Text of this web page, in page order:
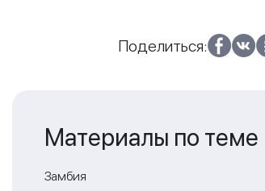
Поделиться:
Материалы по теме
Замбия